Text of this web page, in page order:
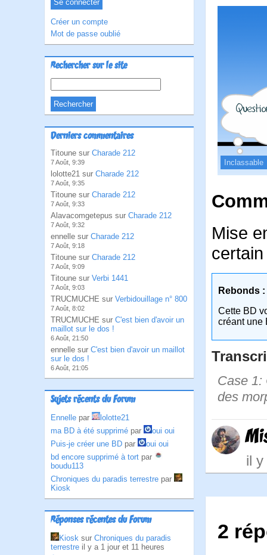
Créer un compte
Mot de passe oublié
Rechercher sur le site
Derniers commentaires
Titoune sur Charade 212
7 Août, 9:39
lolotte21 sur Charade 212
7 Août, 9:35
Titoune sur Charade 212
7 Août, 9:33
Alavacomgetepus sur Charade 212
7 Août, 9:32
ennelle sur Charade 212
7 Août, 9:18
Titoune sur Charade 212
7 Août, 9:09
Titoune sur Verbi 1441
7 Août, 9:03
TRUCMUCHE sur Verbidouillage n° 800
7 Août, 8:02
TRUCMUCHE sur C'est bien d'avoir un
maillot sur le dos !
6 Août, 21:50
ennelle sur C'est bien d'avoir un maillot
sur le dos !
6 Août, 21:05
Sujets récents du Forum
Ennelle par
lolotte21
ma BD à été supprimé par
oui oui
Puis-je créer une BD par
oui oui
bd encore supprimé à tort par
boudu113
Chroniques du paradis terrestre par
Kiosk
Réponses récentes du Forum
Kiosk sur Chroniques du paradis
terrestre il y a 1 jour et 11 heures
Inclassable
Mise
Rebonds :
Cette BD
créant une
Case 1:
des
il y
2